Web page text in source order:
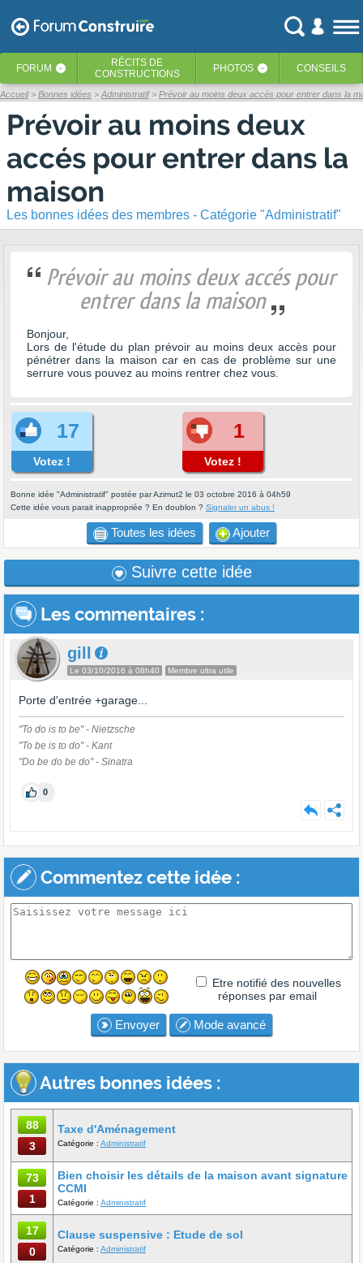
FORUM ‹ RÉCITS DE
CONSTRUCTIONS
PHOTOS ‹ CONSEILS
Accueil Bonnes idées Administratif Prévoir au moins deux accés pour entrer dans la
Prévoir au moins deux
accés pour entrer dans la
maison
Les bonnes idées des membres - Catégorie "Administratif"
Prévoir au moins deux accés pour
entrer dans la maison
Bonjour,
Lors de l'étude du plan prévoir au moins deux accès pour
pénétrer dans la maison car en cas de problème sur une
serrure vous pouvez au moins rentrer chez vous.
17
Votez !
1
Votez !
Bonne idée "Administratif" postée par Azimut2 le 03 octobre 2016 à 04h59
Cette idée vous parait inappropriée ? En doublon ? Signaler un abus !
Toutes les idées Ajouter
Suivre cette idée
Les commentaires :
gill
Le 03/10/2016 à 08h40 Membre ultra utile
Porte d'entrée +garage...
"To do is to be" - Nietzsche
"To be is to do" - Kant
"Do be do be do" - Sinatra
0
Commentez cette idée :
Etre notifié des nouvelles
réponses par email
Envoyer Mode avancé
Autres bonnes idées :
88
3
Taxe d'Aménagement
Catégorie : Administratif
73
1
Bien choisir les détails de la maison avant signature
CCMI
Catégorie : Administratif
17
0
Clause suspensive : Etude de sol
Catégorie : Administratif